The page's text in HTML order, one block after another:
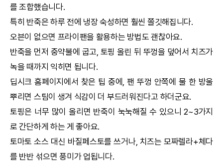
를 조합했습니다.
특히 반죽은 하루 전에 냉장 숙성하면 훨씬 쫄깃해집니다.
오븐이 없으면 프라이팬을 활용하는 방법도 괜찮아요.
반죽을 먼저 중약불에 굽고, 토핑 올린 뒤 뚜껑을 덮어서 치즈가
녹을 때까지 익히면 됩니다.
딥시크 홈페이지에서 찾은 팁 중에, 팬 뚜껑 안쪽에 물 한 방울
뿌리면 스팀이 생겨 식감이 더 부드러워진다고 하더군요.
토핑은 너무 많이 올리면 반죽이 눅눅해질 수 있으니 2~3가지
로 간단하게 하는 게 좋아요.
토마토 소스 대신 바질페스토를 쓰거나, 치즈는 모짜렐라+체다
를 반반 섞으면 풍미가 업됩니다.